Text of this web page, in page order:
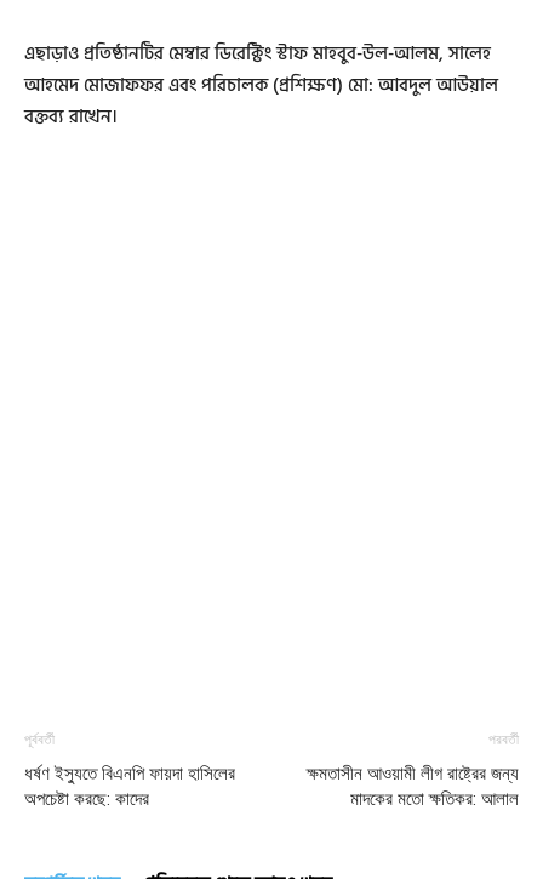
এছাড়াও প্রতিষ্ঠানটির মেম্বার ডিরেক্টিং স্টাফ মাহবুব-উল-আলম, সালেহ
আহমেদ মোজাফফর এবং পরিচালক (প্রশিক্ষণ) মো: আবদুল আউয়াল
বক্তব্য রাখেন।
পূর্ববর্তী
ধর্ষণ ইস্যুতে বিএনপি ফায়দা হাসিলের
অপচেষ্টা করছে: কাদের
পরবর্তী
ক্ষমতাসীন আওয়ামী লীগ রাষ্ট্রের জন্য
মাদকের মতো ক্ষতিকর: আলাল